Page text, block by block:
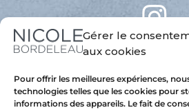
Gérer le
aux cookies
Pour offrir les meilleures expériences,
technologies telles que les cookies pour
informations des appareils. Le fait de